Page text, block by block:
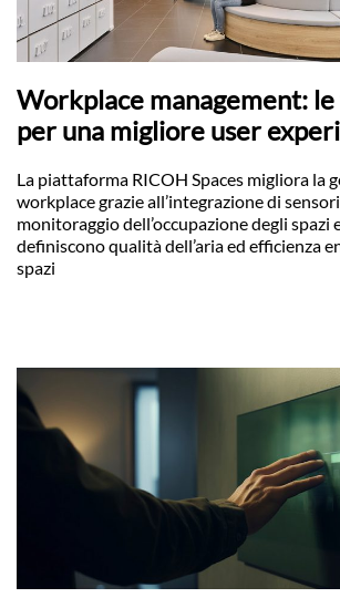
Workplace management:
per una migliore user
La piattaforma RICOH Spaces migliora la
workplace grazie all’integrazione di
monitoraggio dell’occupazione degli spazi
definiscono qualità dell’aria ed efficienza
spazi